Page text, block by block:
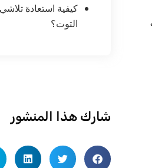
كيفية استعادة
التوت؟
شارك هذا المنشور